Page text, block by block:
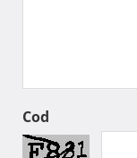
Cod